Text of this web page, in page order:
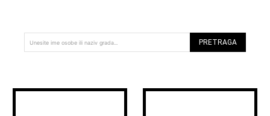
Unesite ime osobe ili naziv grada... PRETRAGA